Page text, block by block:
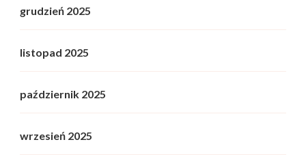
grudzień 2025
listopad 2025
październik 2025
wrzesień 2025